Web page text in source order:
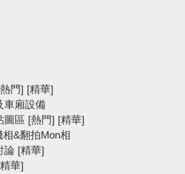
門] [精華]
車廂設備
圖區 [熱門] [精華]
&翻拍Mon相
論 [精華]
華]